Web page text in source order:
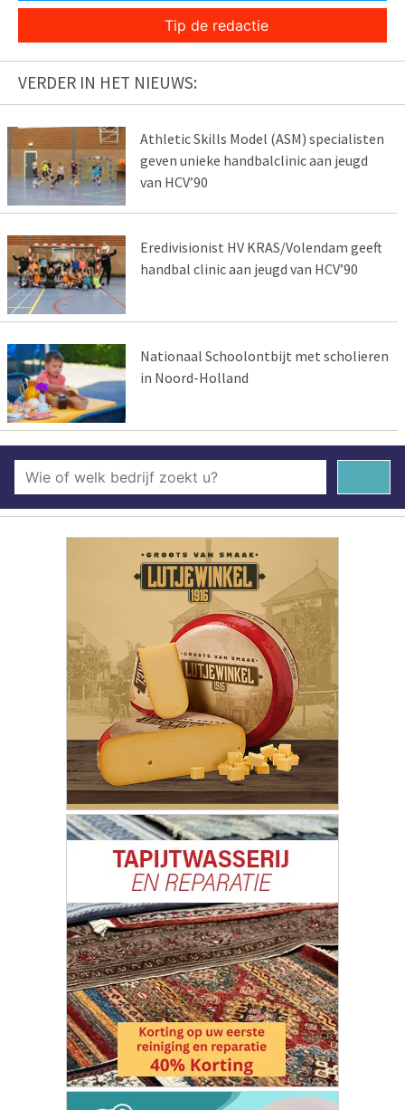
Tip de redactie
VERDER IN HET NIEUWS:
Athletic Skills Model (ASM) specialisten
geven unieke handbalclinic aan jeugd
van HCV’90
Eredivisionist HV KRAS/Volendam geeft
handbal clinic aan jeugd van HCV’90
Nationaal Schoolontbijt met scholieren
in Noord-Holland